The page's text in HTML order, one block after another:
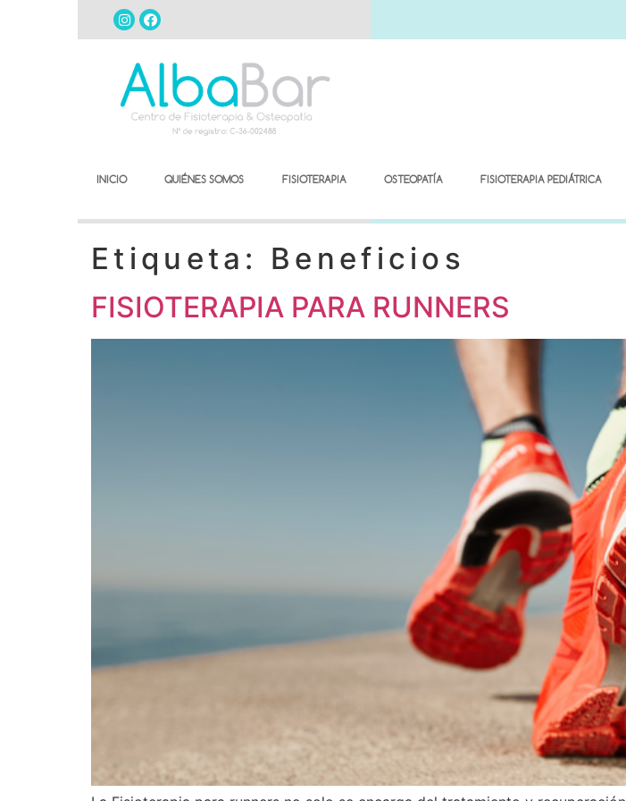
INICIO QUIÉNES SOMOS FISIOTERAPIA OSTEOPATÍA FISIOTERAPIA PEDIÁTRICA
Etiqueta: Beneficios
FISIOTERAPIA PARA RUNNERS